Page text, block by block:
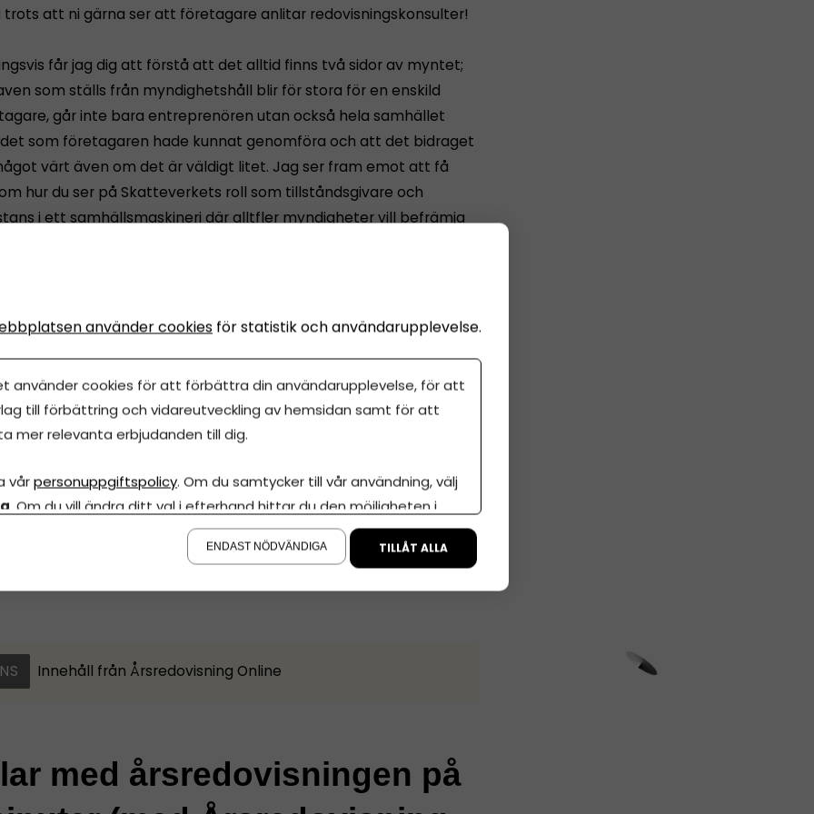
att ni gärna ser att företagare anlitar redovisningskonsulter!
får jag dig att förstå att det alltid finns två sidor av myntet;
som ställs från myndighetshåll blir för stora för en enskild
går inte bara entreprenören utan också hela samhället
som företagaren hade kunnat genomföra och att det bidraget
värt även om det är väldigt litet. Jag ser fram emot att få
hur du ser på Skatteverkets roll som tillståndsgivare och
i ett samhällsmaskineri där alltfler myndigheter vill befrämja
med din ansökan i kommentarsfältet här nedanför eller till
Jag ser fram emot att se dig här på mitt kontor!
Innehåll från Årsredovisning Online
med årsredovisningen på
använder cookies för statistik och användarupplevelse.
använder cookies för att förbättra din användarupplevelse, för att
till förbättring och vidareutveckling av hemsidan samt för att
mer relevanta erbjudanden till dig.
vårpersonuppgiftspolicy. Om du samtycker till vår användning, välj
. Om du vill ändra ditt val i efterhand hittar du den möjligheten i
ENDAST NÖDVÄNDIGA TILLÅT ALLA